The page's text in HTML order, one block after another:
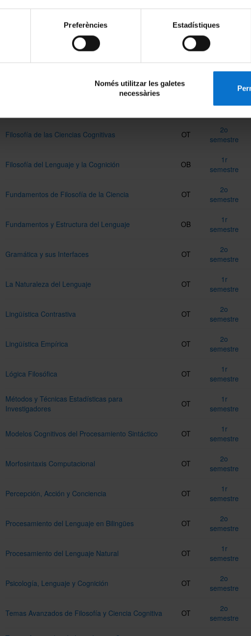
Preferències Estadístiques
Només utilitzar les galetes
necessàries
Aplicaciones Interdisciplinares de Conceptos
1r
Arquitectura Mental y Procesos Básicos OB
semestre
2o
Filosofía de las Ciencias Cognitivas OT
2o
semestre
Filosofía del Lenguaje y la Cognición OB
1r
semestre
Fundamentos de Filosofía de la Ciencia OT
2o
semestre
Fundamentos y Estructura del Lenguaje OB
1r
semestre
Gramática y sus Interfaces OT
2o
semestre
La Naturaleza del Lenguaje OT
1r
semestre
Lingüística Contrastiva OT
2o
semestre
Lingüística Empírica OT
2o
semestre
Lógica Filosófica OT
1r
semestre
Métodos y Técnicas Estadísticas para
Investigadores
OT
1r
semestre
Modelos Cognitivos del Procesamiento Sintáctico OT
1r
semestre
Morfosintaxis Computacional OT
2o
semestre
Percepción, Acción y Conciencia OT
1r
semestre
Procesamiento del Lenguaje en Bilingües OT
2o
semestre
Procesamiento del Lenguaje Natural OT
1r
semestre
Psicología, Lenguaje y Cognición OT
2o
semestre
Temas Avanzados de Filosofía y Ciencia Cognitiva OT
2o
semestre